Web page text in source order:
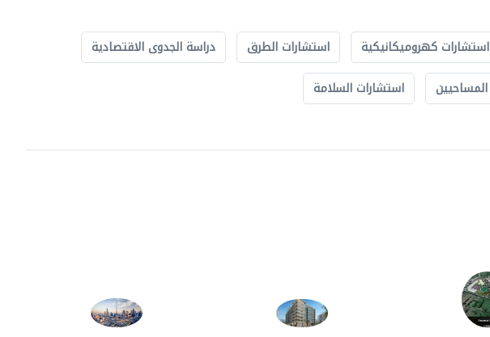
استشارات كهروميكانيكية استشارات الطرق
دراسة الجدوى الاقتصادية
المساحيين استشارات السلامة